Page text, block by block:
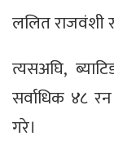
ललित राजवंशी
त्यसअघि,
सर्वाधिक ४८
गरे।